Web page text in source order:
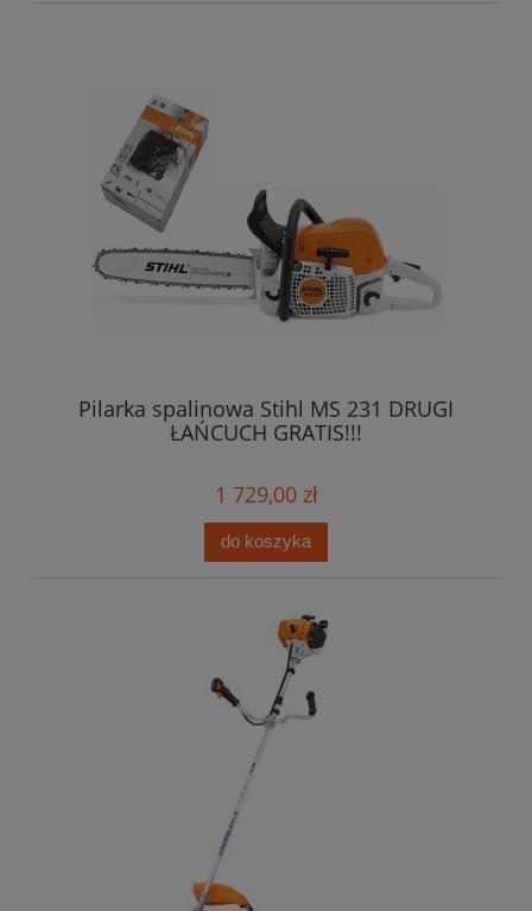
Pilarka spalinowa Stihl MS 231 DRUGI
ŁAŃCUCH GRATIS!!!
1 729,00 zł
do koszyka